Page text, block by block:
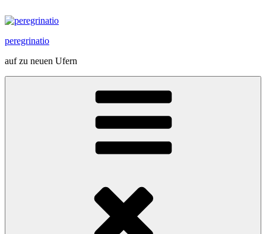
Inhalt
peregrinatio
auf zu neuen Ufern